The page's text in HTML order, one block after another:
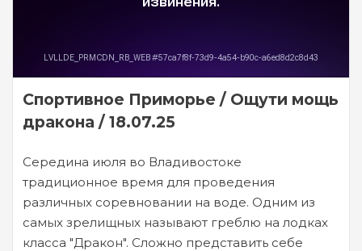
Спортивное Приморье / Ощути мощь
дракона / 18.07.25
Середина июля во Владивостоке
традиционное время для проведения
различных соревновании на воде. Одним из
самых зрелищных называют греблю на лодках
класса "Дракон". Сложно представить себе